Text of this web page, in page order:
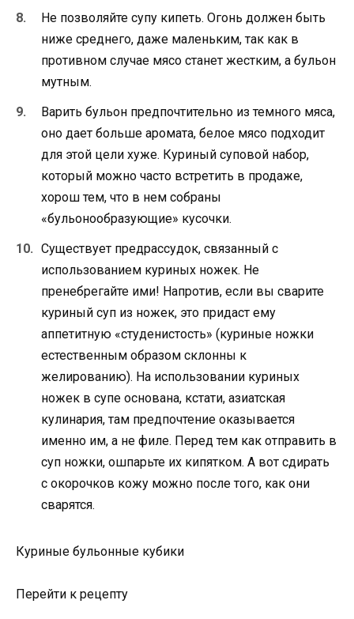
Не позволяйте супу кипеть. Огонь должен быть
ниже среднего, даже маленьким, так как в
противном случае мясо станет жестким, а бульон
мутным.
Варить бульон предпочтительно из темного мяса,
оно дает больше аромата, белое мясо подходит
для этой цели хуже. Куриный суповой набор,
который можно часто встретить в продаже,
хорош тем, что в нем собраны
«бульонообразующие» кусочки.
Существует предрассудок, связанный с
использованием куриных ножек. Не
пренебрегайте ими! Напротив, если вы сварите
куриный суп из ножек, это придаст ему
аппетитную «студенистость» (куриные ножки
естественным образом склонны к
желированию). На использовании куриных
ножек в супе основана, кстати, азиатская
кулинария, там предпочтение оказывается
именно им, а не филе. Перед тем как отправить в
суп ножки, ошпарьте их кипятком. А вот сдирать
с окорочков кожу можно после того, как они
сварятся.
Куриные бульонные кубики
Перейти к рецепту